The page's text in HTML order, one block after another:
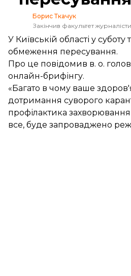
Борис Ткачук
Закінчив факультет
У Київській області у
обмеження пересування.
Про це повідомив в. о.
онлайн-брифінгу.
«Багато в чому ваше
дотримання суворого
профілактика
все, буде запроваджено